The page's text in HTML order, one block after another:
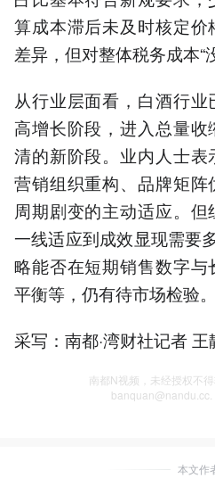
算成本滞后未及时核定
差异，但对整体税务成本“
从行业层面看，白酒行
高增长阶段，进入总量收
清的新阶段。业内人士
营销组织重构、品牌矩
周期剧变的主动适应。
一线适应到成效显现需要
略能否在短期销售数字
平衡等，仍有待市场检验。
采写：南都·湾财社记者 王
南都N视频，未经授权不
本文作